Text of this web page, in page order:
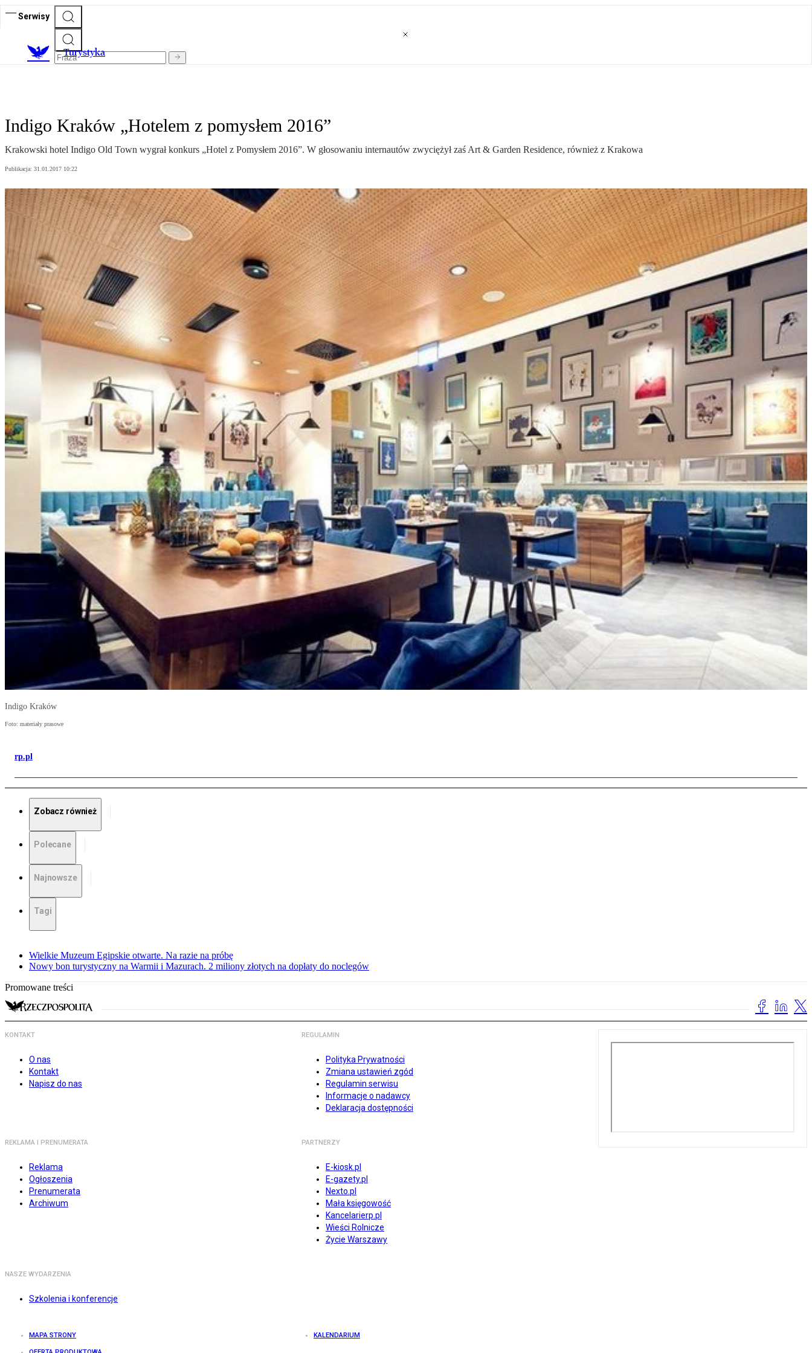
Serwisy
Turystyka
Indigo Kraków „Hotelem z pomysłem 2016”
Krakowski hotel Indigo Old Town wygrał konkurs „Hotel z Pomysłem 2016”. W głosowaniu internautów zwyciężył zaś Art & Garden Residence, również z Krakowa
Publikacja: 31.01.2017 10:22
Indigo Kraków
Foto: materiały prasowe
rp.pl
Zobacz również
Polecane
Najnowsze
Tagi
Wielkie Muzeum Egipskie otwarte. Na razie na próbę
Nowy bon turystyczny na Warmii i Mazurach. 2 miliony złotych na dopłaty do noclegów
Promowane treści
KONTAKT
O nas
Kontakt
Napisz do nas
REGULAMIN
Polityka Prywatności
Zmiana ustawień zgód
Regulamin serwisu
Informacje o nadawcy
Deklaracja dostępności
REKLAMA I PRENUMERATA
Reklama
Ogłoszenia
Prenumerata
Archiwum
PARTNERZY
E-kiosk.pl
E-gazety.pl
Nexto.pl
Mała księgowość
Kancelarierp.pl
Wieści Rolnicze
Życie Warszawy
NASZE WYDARZENIA
Szkolenia i konferencje
MAPA STRONY KALENDARIUM